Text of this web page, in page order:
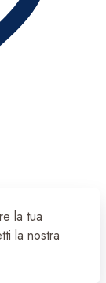
la tua
la nostra